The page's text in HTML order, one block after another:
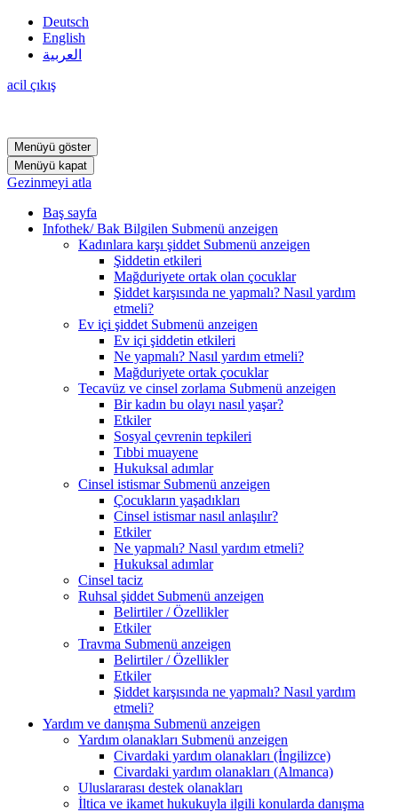
Deutsch
English
العربية
acil çıkış
Menüyü göster
Menüyü kapat
Gezinmeyi atla
Baş sayfa
Infothek/ Bak Bilgilen Submenü anzeigen
Kadınlara karşı şiddet Submenü anzeigen
Şiddetin etkileri
Mağduriyete ortak olan çocuklar
Şiddet karşısında ne yapmalı? Nasıl yardım
etmeli?
Ev içi şiddet Submenü anzeigen
Ev içi şiddetin etkileri
Ne yapmalı? Nasıl yardım etmeli?
Mağduriyete ortak çocuklar
Tecavüz ve cinsel zorlama Submenü anzeigen
Bir kadın bu olayı nasıl yaşar?
Etkiler
Sosyal çevrenin tepkileri
Tıbbi muayene
Hukuksal adımlar
Cinsel istismar Submenü anzeigen
Çocukların yaşadıkları
Cinsel istismar nasıl anlaşılır?
Etkiler
Ne yapmalı? Nasıl yardım etmeli?
Hukuksal adımlar
Cinsel taciz
Ruhsal şiddet Submenü anzeigen
Belirtiler / Özellikler
Etkiler
Travma Submenü anzeigen
Belirtiler / Özellikler
Etkiler
Şiddet karşısında ne yapmalı? Nasıl yardım
etmeli?
Yardım ve danışma Submenü anzeigen
Yardım olanakları Submenü anzeigen
Civardaki yardım olanakları (İngilizce)
Civardaki yardım olanakları (Almanca)
Uluslararası destek olanakları
İltica ve ikamet hukukuyla ilgili konularda danışma